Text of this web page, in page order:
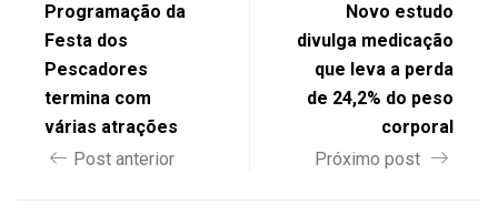
Programação da
Festa dos
Pescadores
termina com
várias atrações
Post anterior
Novo estudo
divulga medicação
que leva a perda
de 24,2% do peso
corporal
Próximo post